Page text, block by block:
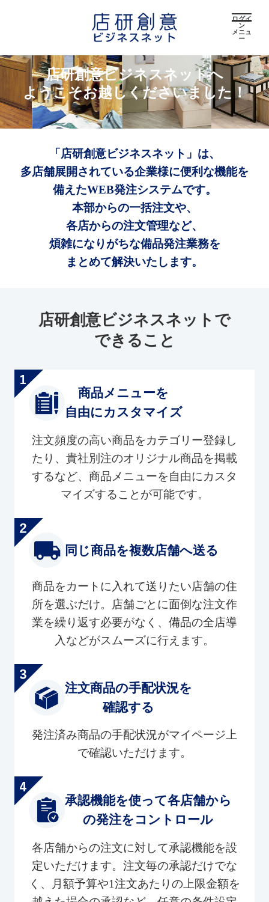
ログイ
ン
メニュ
ー
店研創意ビジネスネットへ
ようこそお越しくださいました！
「店研創意ビジネスネット」は、
多店舗展開されている企業様に便利な機能を
備えたWEB発注システムです。
本部からの一括注文や、
各店からの注文管理など、
煩雑になりがちな備品発注業務を
まとめて解決いたします。
店研創意ビジネスネットで
できること
商品メニューを
自由にカスタマイズ
注文頻度の高い商品をカテゴリー登録し
たり、貴社別注のオリジナル商品を掲載
するなど、商品メニューを自由にカスタ
マイズすることが可能です。
同じ商品を複数店舗へ送る
商品をカートに入れて送りたい店舗の住
所を選ぶだけ。店舗ごとに面倒な注文作
業を繰り返す必要がなく、備品の全店導
入などがスムーズに行えます。
注文商品の手配状況を
確認する
発注済み商品の手配状況がマイページ上
で確認いただけます。
承認機能を使って各店舗から
の発注をコントロール
各店舗からの注文に対して承認機能を設
定いただけます。注文毎の承認だけでな
く、月額予算や1注文あたりの上限金額を